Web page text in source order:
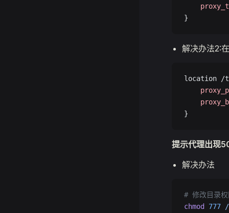
}
解决办法2:
location /
}
提示代理出现
解决办法
# 修改目录权
chmod
777 /